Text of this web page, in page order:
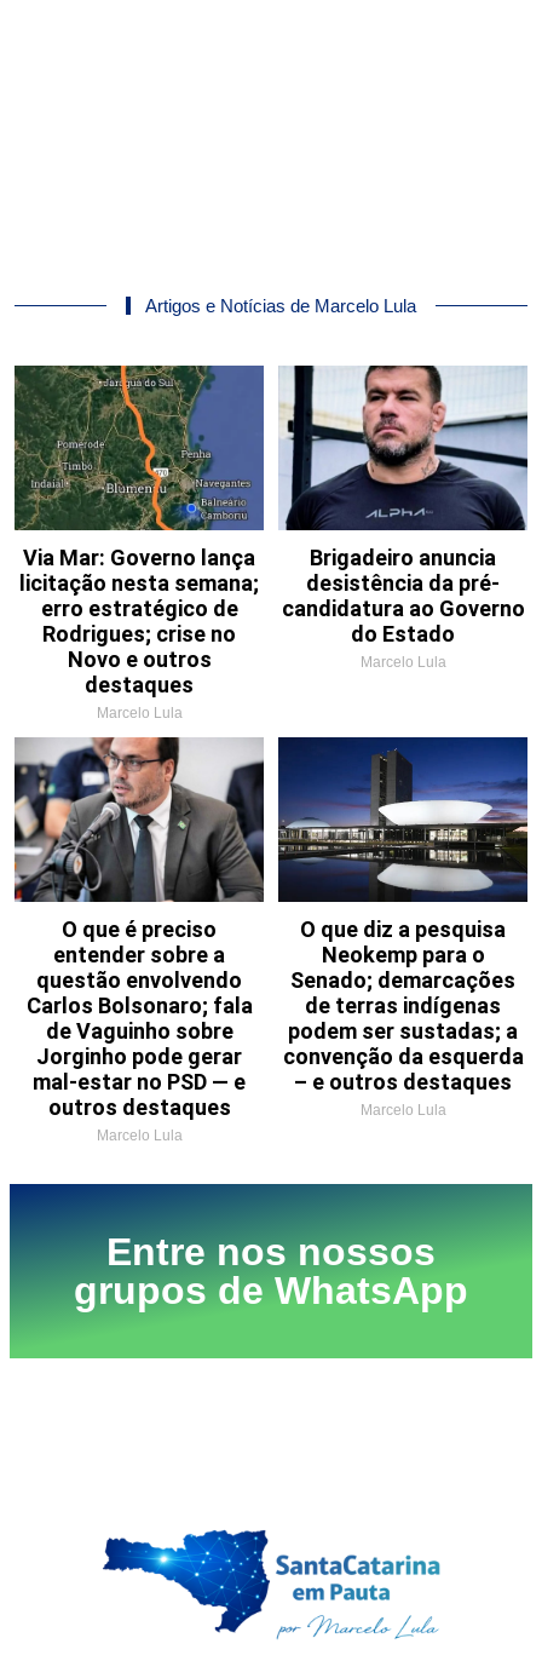
Artigos e Notícias de Marcelo Lula
Via Mar: Governo lança
licitação nesta semana;
erro estratégico de
Rodrigues; crise no
Novo e outros
destaques
Marcelo Lula
Brigadeiro anuncia
desistência da pré-
candidatura ao Governo
do Estado
Marcelo Lula
O que é preciso
entender sobre a
questão envolvendo
Carlos Bolsonaro; fala
de Vaguinho sobre
Jorginho pode gerar
mal-estar no PSD — e
outros destaques
Marcelo Lula
O que diz a pesquisa
Neokemp para o
Senado; demarcações
de terras indígenas
podem ser sustadas; a
convenção da esquerda
– e outros destaques
Marcelo Lula
Entre nos nossos
grupos de WhatsApp